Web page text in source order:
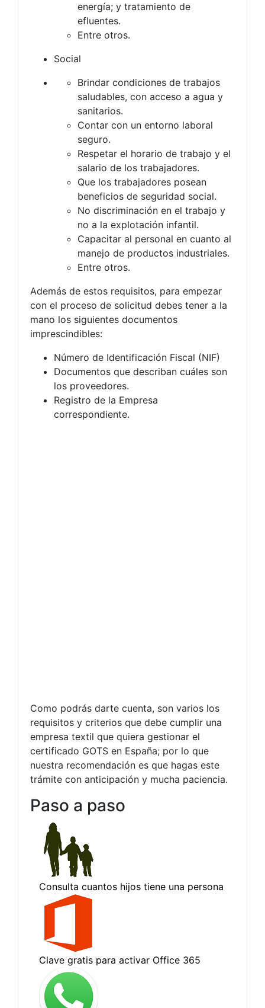
energía; y tratamiento de
efluentes.
Entre otros.
Social
Brindar condiciones de trabajos
saludables, con acceso a agua y
sanitarios.
Contar con un entorno laboral
seguro.
Respetar el horario de trabajo y el
salario de los trabajadores.
Que los trabajadores posean
beneficios de seguridad social.
No discriminación en el trabajo y
no a la explotación infantil.
Capacitar al personal en cuanto al
manejo de productos industriales.
Entre otros.
Además de estos requisitos, para empezar
con el proceso de solicitud debes tener a la
mano los siguientes documentos
imprescindibles:
Número de Identificación Fiscal (NIF)
Documentos que describan cuáles son
los proveedores.
Registro de la Empresa
correspondiente.
Como podrás darte cuenta, son varios los
requisitos y criterios que debe cumplir una
empresa textil que quiera gestionar el
certificado GOTS en España; por lo que
nuestra recomendación es que hagas este
trámite con anticipación y mucha paciencia.
Paso a paso